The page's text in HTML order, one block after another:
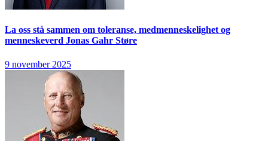
La oss stå sammen om toleranse, medmenneskelighet og
menneskeverd Jonas Gahr Støre
9 november 2025